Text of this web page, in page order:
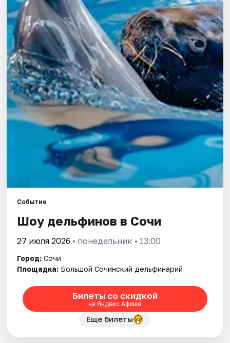
Города
Площадки
Артисты
Рейтинги
Событие
Шоу дельфинов в Сочи
27 июля 2026 • понедельник • 13:00
Город: Сочи
Площадка: Большой Сочинский дельфинарий
Билеты со скидкой
на Яндекс Афише
Еще билеты